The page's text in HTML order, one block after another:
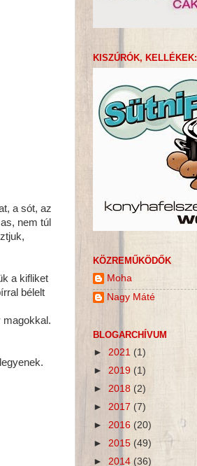
a sót, az
nem túl
a kifliket
bélelt
magokkal.
KISZÚRÓK, KELLÉKEK:
KÖZREMŰKÖDŐK
Moha
Nagy Máté
BLOGARCHÍVUM
► 2021 (1)
► 2019 (1)
► 2018 (2)
► 2017 (7)
► 2016 (20)
► 2015 (49)
► 2014 (36)